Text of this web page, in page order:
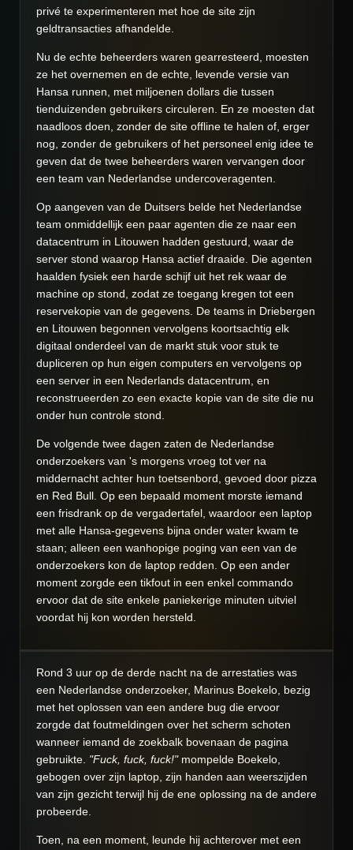
privé te experimenteren met hoe de site zijn
geldtransacties afhandelde.
Nu de echte beheerders waren gearresteerd, moesten
ze het overnemen en de echte, levende versie van
Hansa runnen, met miljoenen dollars die tussen
tienduizenden gebruikers circuleren. En ze moesten dat
naadloos doen, zonder de site offline te halen of, erger
nog, zonder de gebruikers of het personeel enig idee te
geven dat de twee beheerders waren vervangen door
een team van Nederlandse undercoveragenten.
Op aangeven van de Duitsers belde het Nederlandse
team onmiddellijk een paar agenten die ze naar een
datacentrum in Litouwen hadden gestuurd, waar de
server stond waarop Hansa actief draaide. Die agenten
haalden fysiek een harde schijf uit het rek waar de
machine op stond, zodat ze toegang kregen tot een
reservekopie van de gegevens. De teams in Driebergen
en Litouwen begonnen vervolgens koortsachtig elk
digitaal onderdeel van de markt stuk voor stuk te
dupliceren op hun eigen computers en vervolgens op
een server in een Nederlands datacentrum, en
reconstrueerden zo een exacte kopie van de site die nu
onder hun controle stond.
De volgende twee dagen zaten de Nederlandse
onderzoekers van 's morgens vroeg tot ver na
middernacht achter hun toetsenbord, gevoed door pizza
en Red Bull. Op een bepaald moment morste iemand
een frisdrank op de vergadertafel, waardoor een laptop
met alle Hansa-gegevens bijna onder water kwam te
staan; alleen een wanhopige poging van een van de
onderzoekers kon de laptop redden. Op een ander
moment zorgde een tikfout in een enkel commando
ervoor dat de site enkele paniekerige minuten uitviel
voordat hij kon worden hersteld.
Rond 3 uur op de derde nacht na de arrestaties was
een Nederlandse onderzoeker, Marinus Boekelo, bezig
met het oplossen van een andere bug die ervoor
zorgde dat foutmeldingen over het scherm schoten
wanneer iemand de zoekbalk bovenaan de pagina
gebruikte. "Fuck, fuck, fuck!"mompelde Boekelo,
gebogen over zijn laptop, zijn handen aan weerszijden
van zijn gezicht terwijl hij de ene oplossing na de andere
probeerde.
Toen, na een moment, leunde hij achterover met een